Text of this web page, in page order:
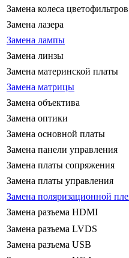
Замена колеса цветофильтров
Замена лазера
Замена лампы
Замена линзы
Замена материнской платы
Замена матрицы
Замена объектива
Замена оптики
Замена основной платы
Замена панели управления
Замена платы сопряжения
Замена платы управления
Замена поляризационной
Замена разъема HDMI
Замена разъема LVDS
Замена разъема USB